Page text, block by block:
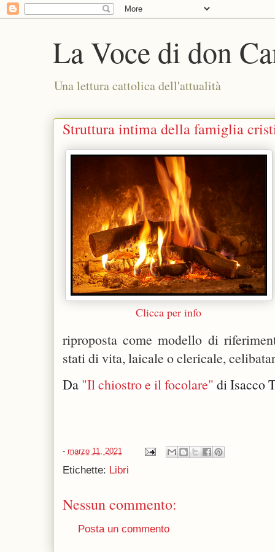
La Voce di don
Una lettura cattolica dell'attualità
Struttura intima della famiglia
Clicca per info
riproposta come modello di
stati di vita, laicale o clericale,
Da "Il chiostro e il focolare" di Isacco
- marzo 11, 2021
Etichette: Libri
Nessun commento:
Posta un commento